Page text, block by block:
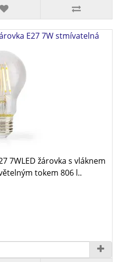
E27 7W stmívatelná
7WLED žárovka s vláknem
tokem 806 l..